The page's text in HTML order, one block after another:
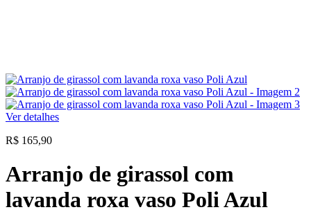
Ver detalhes
R$ 165,90
Arranjo de girassol com
lavanda roxa vaso Poli Azul